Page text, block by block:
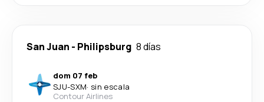
San Juan - Philipsburg 8 días
dom 07 feb
SJU-SXM· sin escala
Contour Airlines